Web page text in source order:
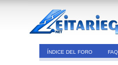
ÍNDICE DEL FORO FAQ